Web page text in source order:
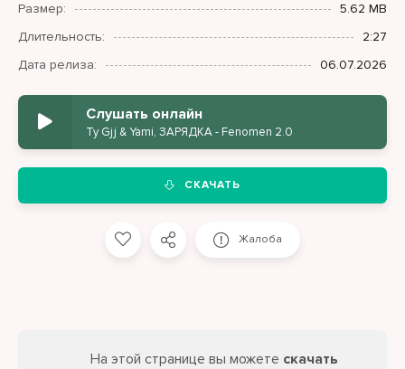
Размер:
5.62 MB
Длительность:
2:27
Дата релиза:
06.07.2026
Слушать онлайн
Ty Gjj & Yami, ЗАРЯДКА - Fenomen 2.0
СКАЧАТЬ
Жалоба
На этой странице вы можете скачать